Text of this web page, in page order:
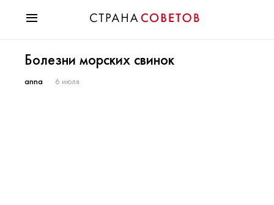
Мода
Звезды
Болезни морских свинок
anna 6 июля